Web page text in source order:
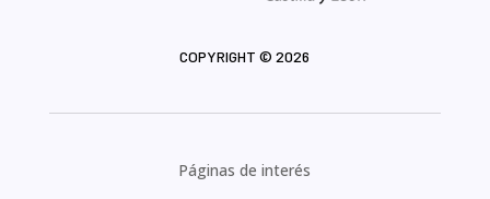
COPYRIGHT © 2026
Páginas de interés